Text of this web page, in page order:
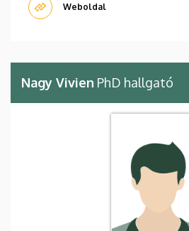
Weboldal
Nagy Vivien PhD hallgató